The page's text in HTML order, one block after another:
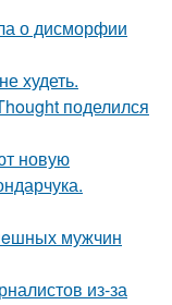
о дисморфии
худеть.
поделился
новую
мужчин
из-за